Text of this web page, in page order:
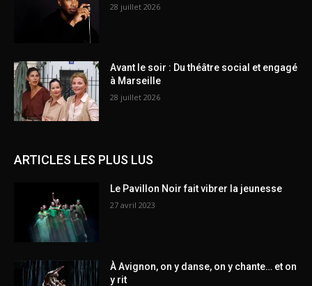
28 juillet 2026
Avant le soir : Du théâtre social et engagé
à Marseille
28 juillet 2026
ARTICLES LES PLUS LUS
Le Pavillon Noir fait vibrer la jeunesse
27 avril 2023
À Avignon, on y danse, on y chante… et on
y rit